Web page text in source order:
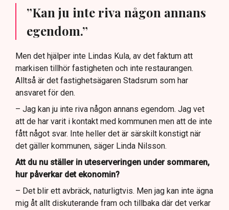
”Kan ju inte riva någon annans
egendom.”
Men det hjälper inte Lindas Kula, av det faktum att
markisen tillhör fastigheten och inte restaurangen.
Alltså är det fastighetsägaren Stadsrum som har
ansvaret för den.
– Jag kan ju inte riva någon annans egendom. Jag vet
att de har varit i kontakt med kommunen men att de inte
fått något svar. Inte heller det är särskilt konstigt när
det gäller kommunen, säger Linda Nilsson.
Att du nu ställer in uteserveringen under sommaren,
hur påverkar det ekonomin?
– Det blir ett avbräck, naturligtvis. Men jag kan inte ägna
mig åt allt diskuterande fram och tillbaka där det verkar